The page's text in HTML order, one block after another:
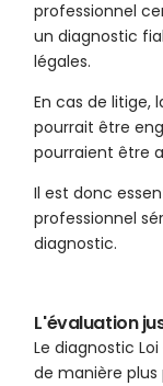
professionnel
un diagnostic
légales.
En cas de litige,
pourrait être
pourraient être
Il est donc
professionnel
diagnostic.
L'évaluation
Le diagnostic
de manière plus